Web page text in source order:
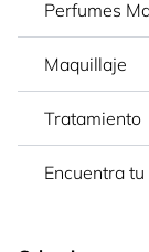
Perfumes
Maquillaje
Tratamiento
Encuentra